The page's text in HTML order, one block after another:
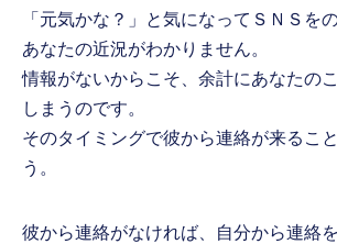
「元気かな？」と気になってＳＮＳを
あなたの近況がわかりません。
情報がないからこそ、余計にあなたの
しまうのです。
そのタイミングで彼から連絡が来るこ
う。
彼から連絡がなければ、自分から連絡を